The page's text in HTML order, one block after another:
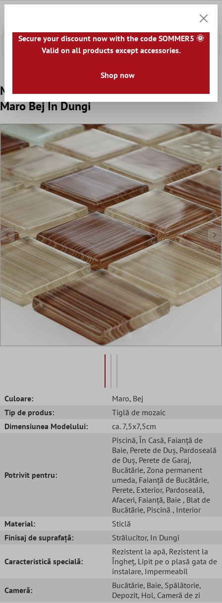
Model Sticlă Plăci De Mozaic Lafayette
Maro Bej In Dungi
Culoare: Maro, Bej
Tip de produs:
Tiglă de mozaic
Dimensiunea Modelului:
ca. 7,5x7,5cm
Potrivit pentru:
Piscină, În Casă, Faianță de
Baie, Perete de Duș, Pardoseală
de Duș, Perete de Garaj,
Bucătărie, Zona permanent
umeda, Faianță de Bucătărie,
Perete, Exterior, Pardoseală,
Afaceri, Faianță, Baie , Blat de
Bucătărie, Piscină , Interior
Material:
Sticlă
Finisaj de suprafață:
Strălucitor, In Dungi
Caracteristică specială:
Rezistent la apă, Rezistent la
Îngheț, Lipit pe o plasă gata de
instalare, Impermeabil
Cameră:
Bucătărie, Baie, Spălătorie,
Depozit, Hol, Cameră de zi
Secure your discount now with the code SOMMER5 🌞
Valid on all products except accessories.
Shop now